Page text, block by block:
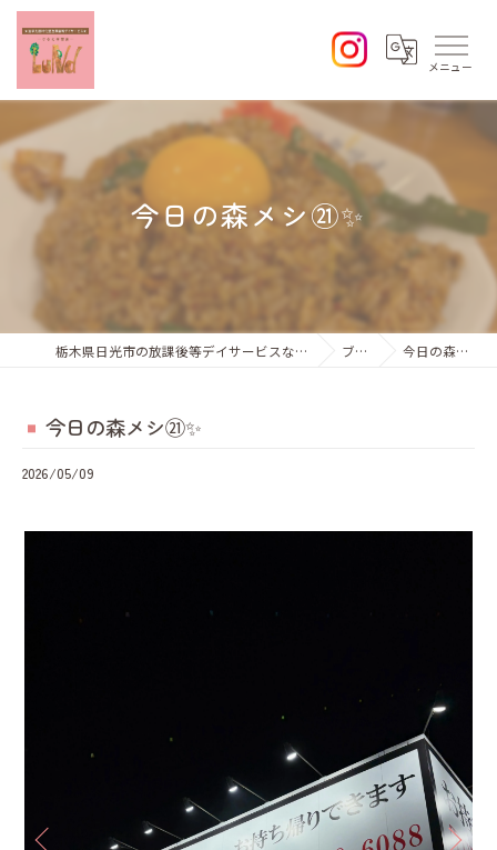
今日の森メシ㉑✨
栃木県日光市の放課後等デイサービスならひなた学習会Lund ブログ 今日の森メシ㉑✨
今日の森メシ㉑✨
2026/05/09